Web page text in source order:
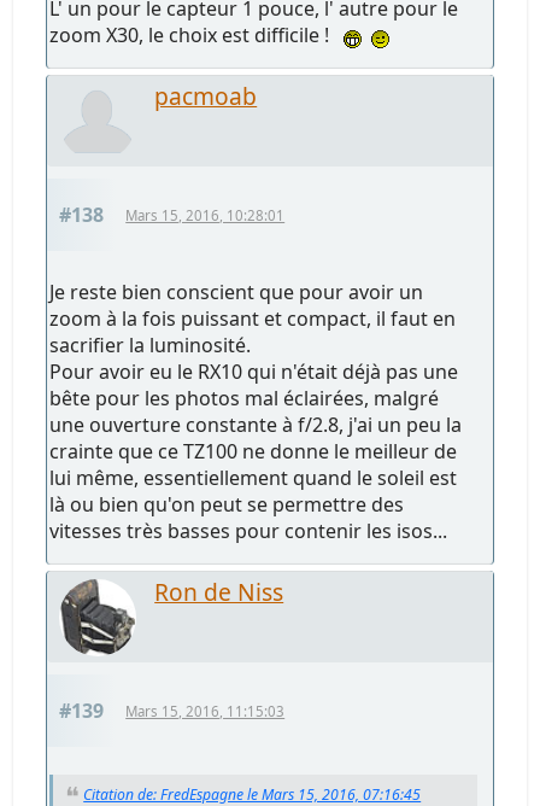
L' un pour le capteur 1 pouce, l' autre pour le
zoom X30, le choix est difficile !
pacmoab
#138 Mars 15, 2016, 10:28:01
Je reste bien conscient que pour avoir un
zoom à la fois puissant et compact, il faut en
sacrifier la luminosité.
Pour avoir eu le RX10 qui n'était déjà pas une
bête pour les photos mal éclairées, malgré
une ouverture constante à f/2.8, j'ai un peu la
crainte que ce TZ100 ne donne le meilleur de
lui même, essentiellement quand le soleil est
là ou bien qu'on peut se permettre des
vitesses très basses pour contenir les isos...
Ron de Niss
#139 Mars 15, 2016, 11:15:03
Citation de: FredEspagne le Mars 15, 2016, 07:16:45